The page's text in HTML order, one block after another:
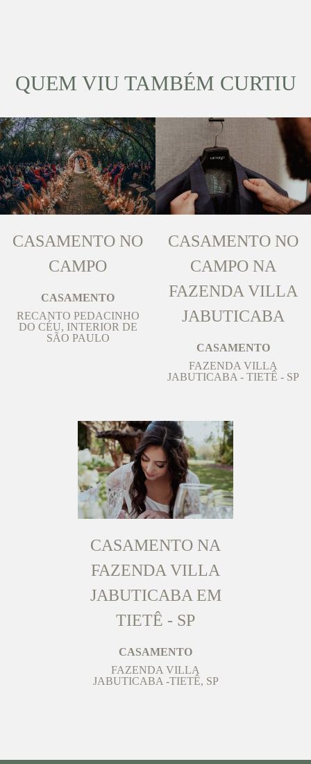
QUEM VIU TAMBÉM CURTIU
CASAMENTO NO
CAMPO
CASAMENTO
RECANTO PEDACINHO
DO CÉU, INTERIOR DE
SÃO PAULO
CASAMENTO NO
CAMPO NA
FAZENDA VILLA
JABUTICABA
CASAMENTO
FAZENDA VILLA
JABUTICABA - TIETÊ - SP
CASAMENTO NA
FAZENDA VILLA
JABUTICABA EM
TIETÊ - SP
CASAMENTO
FAZENDA VILLA
JABUTICABA -TIETÊ, SP